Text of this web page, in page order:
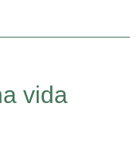
vida